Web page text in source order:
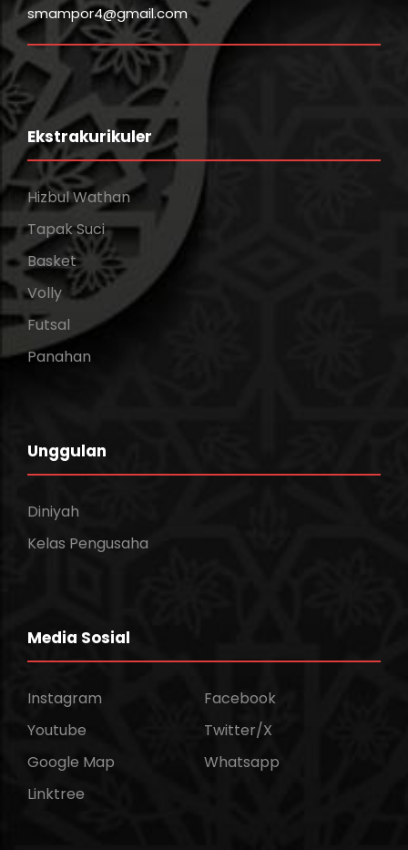
smampor4@gmail.com
Ekstrakurikuler
Hizbul Wathan
Tapak Suci
Basket
Volly
Futsal
Panahan
Unggulan
Diniyah
Kelas Pengusaha
Media Sosial
Instagram
Facebook
Youtube
Twitter/X
Google Map
Whatsapp
Linktree